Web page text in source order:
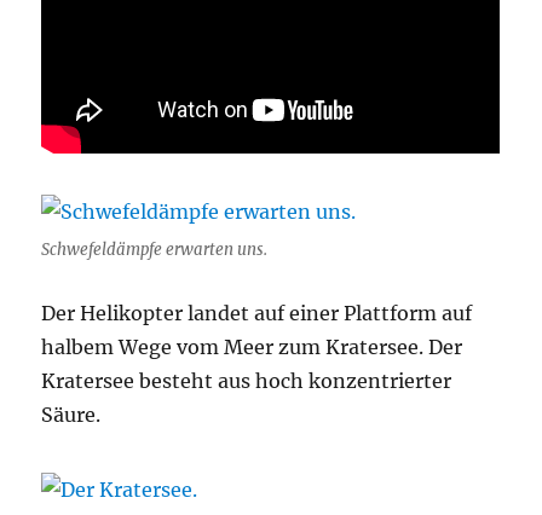
Schwefeldämpfe erwarten uns.
Der Helikopter landet auf einer Plattform auf
halbem Wege vom Meer zum Kratersee. Der
Kratersee besteht aus hoch konzentrierter
Säure.